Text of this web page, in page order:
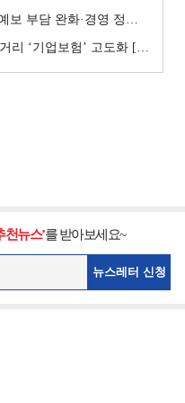
상화 기대 [예별손보 새 주인 찾기 ④]
고도화 [손보사 일반보험 전략 (1)]
천뉴스’를 받아보세요~
뉴스레터 신청